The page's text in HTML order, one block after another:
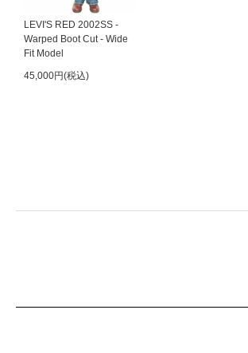
LEVI'S RED 2002SS -
Warped Boot Cut - Wide
Fit Model
45,000円(税込)